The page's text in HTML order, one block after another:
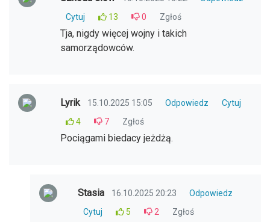
Cytuj
13 0 Zgłoś
Tja, nigdy więcej wojny i takich
samorządowców.
Lyrik 15.10.2025 15:05 Odpowiedz
Cytuj
4
7 Zgłoś
Pociągami biedacy jeżdżą.
Stasia 16.10.2025 20:23
Odpowiedz
Cytuj
5 2 Zgłoś